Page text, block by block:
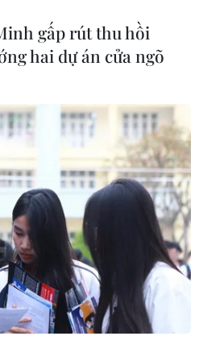
hiến của
bình
màu đến câu
trẻ
biểu tượng
thời chiến
gấp rút thu hồi
hai dự án cửa ngõ